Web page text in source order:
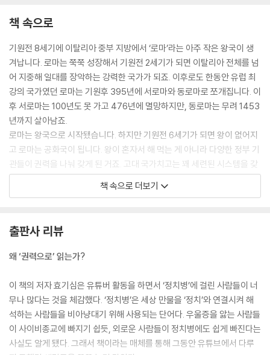
책 속으로
기원전 8세기에 이탈리아 중부 지방에서 ‘로마’라는 아주 작은 왕국이 생
겨납니다. 로마는 쭉쭉 성장해서 기원전 2세기가 되면 이탈리아 전체를 넘
어 지중해 일대를 장악하는 강력한 국가가 되죠. 이후로도 한동안 유럽 최
강의 국가였던 로마는 기원후 395년에 서로마와 동로마로 쪼개집니다. 이
후 서로마는 100년도 못 가고 476년에 멸망하지만, 동로마는 무려 1453
년까지 살아남죠.
로마는 왕국으로 시작됐습니다. 하지만 기원전 6세기가 되면 왕이 없어지
고 로마는 공화국이 됩니다. 왕이 혼자서 해 먹는 게 아니라 다양한 정부 기
관들이 권력을 나눠 갖게 된 거죠. 고대 국가치고는 꽤 세련된 시스템을 갖
추고 있었다고 볼 수 있겠습니다. … 로마는 성경에도 등장합니다. 로마가
예수를 처형해 버리죠. 카이사르 이후로 로마의 황제들은 백성들이 자신을
마 황제들이 4세기가 되면 갑자기 기독교를 승인하고 로마의 공식 종교로
지정하기까지 합니다. 이걸 시작으로 전 유럽 사람들이 기독교를 믿게 되
자기 기독교를 받아들였던 것일까요?
--- 「제1장 [종교는 권력의 좋은 재료 : 로마가 기독교를 국교화한 이유](1
4쪽)」 중에서
몽골이 유럽의 카파 성을 함락하기 위해 흑사병에 걸린 시체를 투석기로
던졌다는 이야기는 아주 유명합니다. … 이탈리아의 피아첸차라는 도시에
책 속으로 더보기
출판사 리뷰
왜 ‘권력으로’ 읽는가?
이 책의 저자 효기심은 유튜버 활동을 하면서 ‘정치병’에 걸린 사람들이 너
무나 많다는 것을 체감했다. ‘정치병’은 세상 만물을 ‘정치’와 연결시켜 해
석하는 사람들을 비아냥대기 위해 사용되는 단어다. 우울증을 앓는 사람들
이 사이비종교에 빠지기 쉽듯, 외로운 사람들이 정치병에도 쉽게 빠진다는
사실도 알게 됐다. 그래서 책이라는 매체를 통해 그동안 유튜브에서 다루